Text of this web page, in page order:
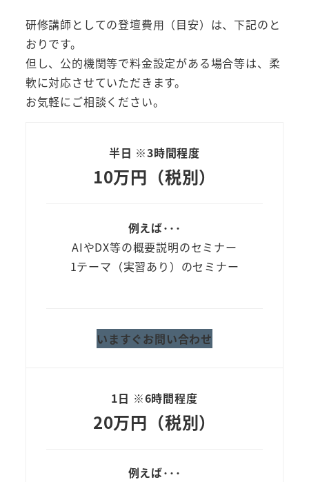
研修講師としての登壇費用（目安）は、下記のと
おりです。
但し、公的機関等で料金設定がある場合等は、柔
軟に対応させていただきます。
お気軽にご相談ください。
半日 ※3時間程度
10万円（税別）
例えば･･･
AIやDX等の概要説明のセミナー
1テーマ（実習あり）のセミナー
いますぐお問い合わせ
1日 ※6時間程度
20万円（税別）
例えば･･･